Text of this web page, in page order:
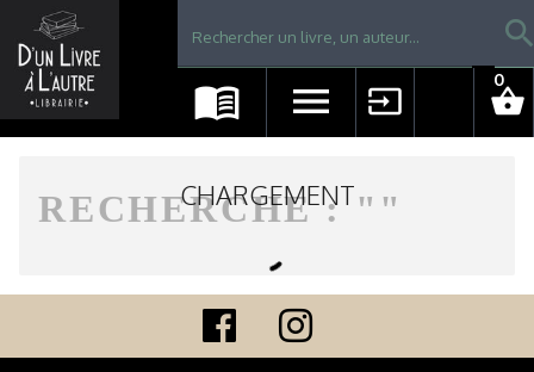
Librairie D'un livre à l'autre - Avranches
menu_book menu input shopping_basket
0
RECHERCHE : " "
CHARGEMENT